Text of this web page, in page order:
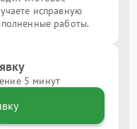
исправную
работы.
5 минут